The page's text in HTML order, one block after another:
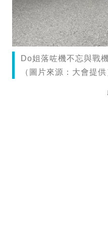
Do姐落咗機不忘與戰
（圖片來源：大會提供